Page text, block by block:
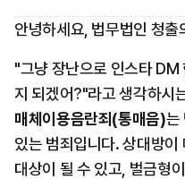
안녕하세요, 법무법인 청출
"그냥 장난으로 인스타 DM
지 되겠어?"라고 생각하시
매체이용음란죄(통매음)는
있는 범죄입니다. 상대방이
대상이 될 수 있고, 벌금형